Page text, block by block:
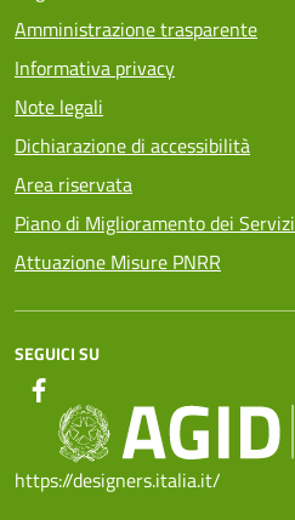
Amministrazione trasparente
Informativa privacy
Note legali
Dichiarazione di accessibilità
Area riservata
Piano di Miglioramento dei Servizi
Attuazione Misure PNRR
SEGUICI SU
https://designers.italia.it/